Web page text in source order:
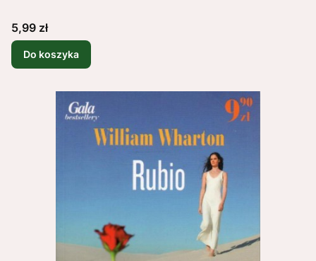
Cena
5,99 zł
Do koszyka